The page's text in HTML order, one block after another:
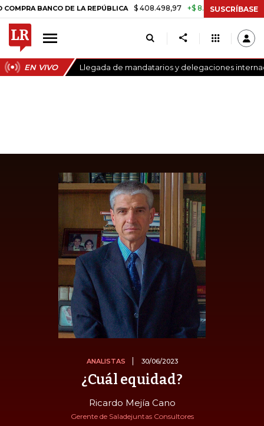
BANCO DE LA REPÚBLICA $ 408.498,97 +$ 8.753,81 +2,19%
SUSCRÍBASE
EN VIVO Llegada de mandatarios y delegaciones
ANALISTAS 30/06/2023
¿Cuál equidad?
Ricardo Mejía Cano
Gerente de Saladejuntas Consultores